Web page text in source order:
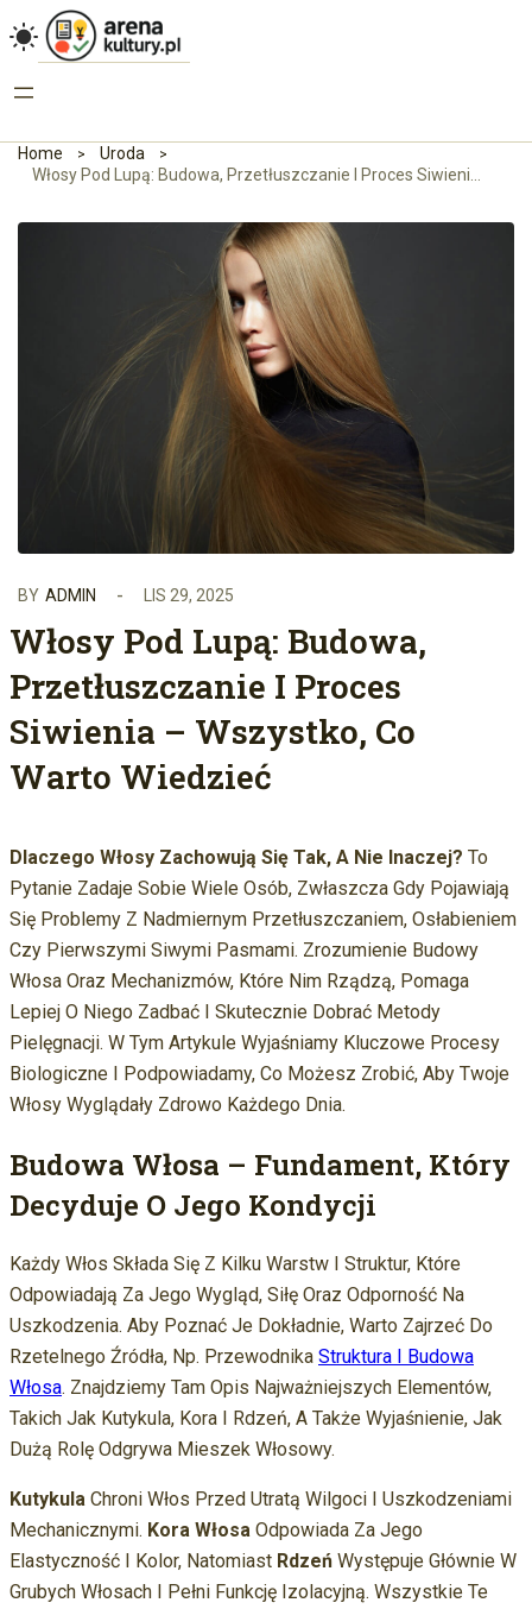
Home
Uroda
Włosy Pod Lupą: Budowa, Przetłuszczanie I Proces Siwienia – Wszystko, Co Warto Wiedzieć
BY ADMIN LIS 29, 2025
Włosy Pod Lupą: Budowa,
Przetłuszczanie I Proces
Siwienia – Wszystko, Co
Warto Wiedzieć
Dlaczego Włosy Zachowują Się Tak, A Nie Inaczej? To
Pytanie Zadaje Sobie Wiele Osób, Zwłaszcza Gdy Pojawiają
Się Problemy Z Nadmiernym Przetłuszczaniem, Osłabieniem
Czy Pierwszymi Siwymi Pasmami. Zrozumienie Budowy
Włosa Oraz Mechanizmów, Które Nim Rządzą, Pomaga
Lepiej O Niego Zadbać I Skutecznie Dobrać Metody
Pielęgnacji. W Tym Artykule Wyjaśniamy Kluczowe Procesy
Biologiczne I Podpowiadamy, Co Możesz Zrobić, Aby Twoje
Włosy Wyglądały Zdrowo Każdego Dnia.
Budowa Włosa – Fundament, Który
Decyduje O Jego Kondycji
Każdy Włos Składa Się Z Kilku Warstw I Struktur, Które
Odpowiadają Za Jego Wygląd, Siłę Oraz Odporność Na
Uszkodzenia. Aby Poznać Je Dokładnie, Warto Zajrzeć Do
Rzetelnego Źródła, Np. Przewodnika Struktura I Budowa
Włosa. Znajdziemy Tam Opis Najważniejszych Elementów,
Takich Jak Kutykula, Kora I Rdzeń, A Także Wyjaśnienie, Jak
Dużą Rolę Odgrywa Mieszek Włosowy.
Kutykula Chroni Włos Przed Utratą Wilgoci I Uszkodzeniami
Mechanicznymi. Kora Włosa Odpowiada Za Jego
Elastyczność I Kolor, Natomiast Rdzeń Występuje Głównie W
Grubych Włosach I Pełni Funkcję Izolacyjną. Wszystkie Te